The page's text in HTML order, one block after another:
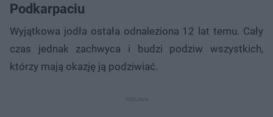
Podkarpaciu
Wyjątkowa jodła ostała odnaleziona 12 lat temu. Cały
czas jednak zachwyca i budzi podziw wszystkich,
którzy mają okazję ją podziwiać.